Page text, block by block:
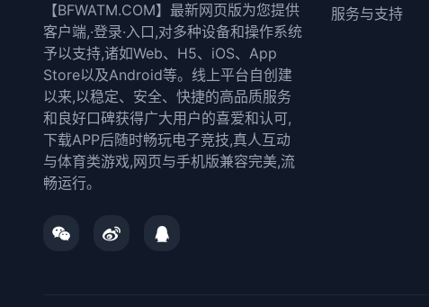
【BFWATM.COM】最新网页版为您提供
客户端,·登录·入口,对多种设备和操作系统
予以支持,诸如Web、H5、iOS、App
Store以及Android等。线上平台自创建
以来,以稳定、安全、快捷的高品质服务
和良好口碑获得广大用户的喜爱和认可,
下载APP后随时畅玩电子竞技,真人互动
与体育类游戏,网页与手机版兼容完美,流
畅运行。
服务与支持